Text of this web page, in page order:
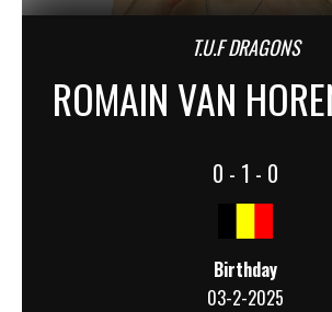
T.U.F DRAGONS
ROMAIN VAN
0 - 1 - 0
Birthday
03-2-2025